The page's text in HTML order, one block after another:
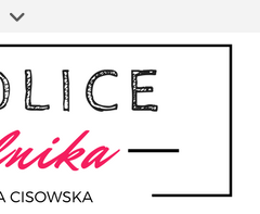
Toggle